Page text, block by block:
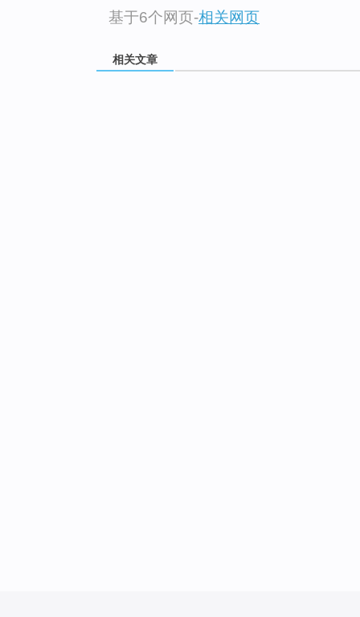
基于6个网页-相关网页
相关文章